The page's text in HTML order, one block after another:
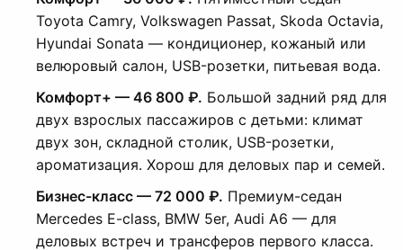
Toyota Camry, Volkswagen Passat, Skoda Octavia,
Hyundai Sonata — кондиционер, кожаный или
велюровый салон, USB-розетки, питьевая вода.
Комфорт+ — 46 800 ₽. Большой задний ряд для
двух взрослых пассажиров с детьми: климат
двух зон, складной столик, USB-розетки,
ароматизация. Хорош для деловых пар и семей.
Бизнес-класс — 72 000 ₽. Премиум-седан
Mercedes E-class, BMW 5er, Audi A6 — для
деловых встреч и трансферов первого класса.